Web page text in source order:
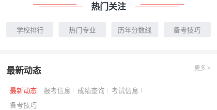
热门关注
学校排行 热门专业 历年分数线 备考技巧
最新动态 更多 >
最新动态 报考信息 成绩查询
考试信息
备考技巧